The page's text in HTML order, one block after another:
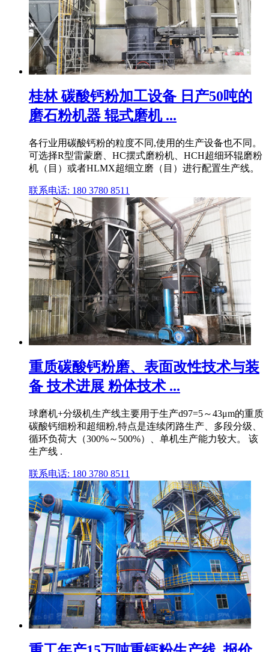
桂林 碳酸钙粉加工设备 日产50吨的
磨石粉机器 辊式磨机 ...
各行业用碳酸钙粉的粒度不同,使用的生产设备也不同。
可选择R型雷蒙磨、HC摆式磨粉机、HCH超细环辊磨粉
机（目）或者HLMX超细立磨（目）进行配置生产线。
联系电话: 180 3780 8511
重质碳酸钙粉磨、表面改性技术与装
备 技术进展 粉体技术 ...
球磨机+分级机生产线主要用于生产d97=5～43μm的重质
碳酸钙细粉和超细粉,特点是连续闭路生产、多段分级、
循环负荷大（300%～500%）、单机生产能力较大。 该
生产线 .
联系电话: 180 3780 8511